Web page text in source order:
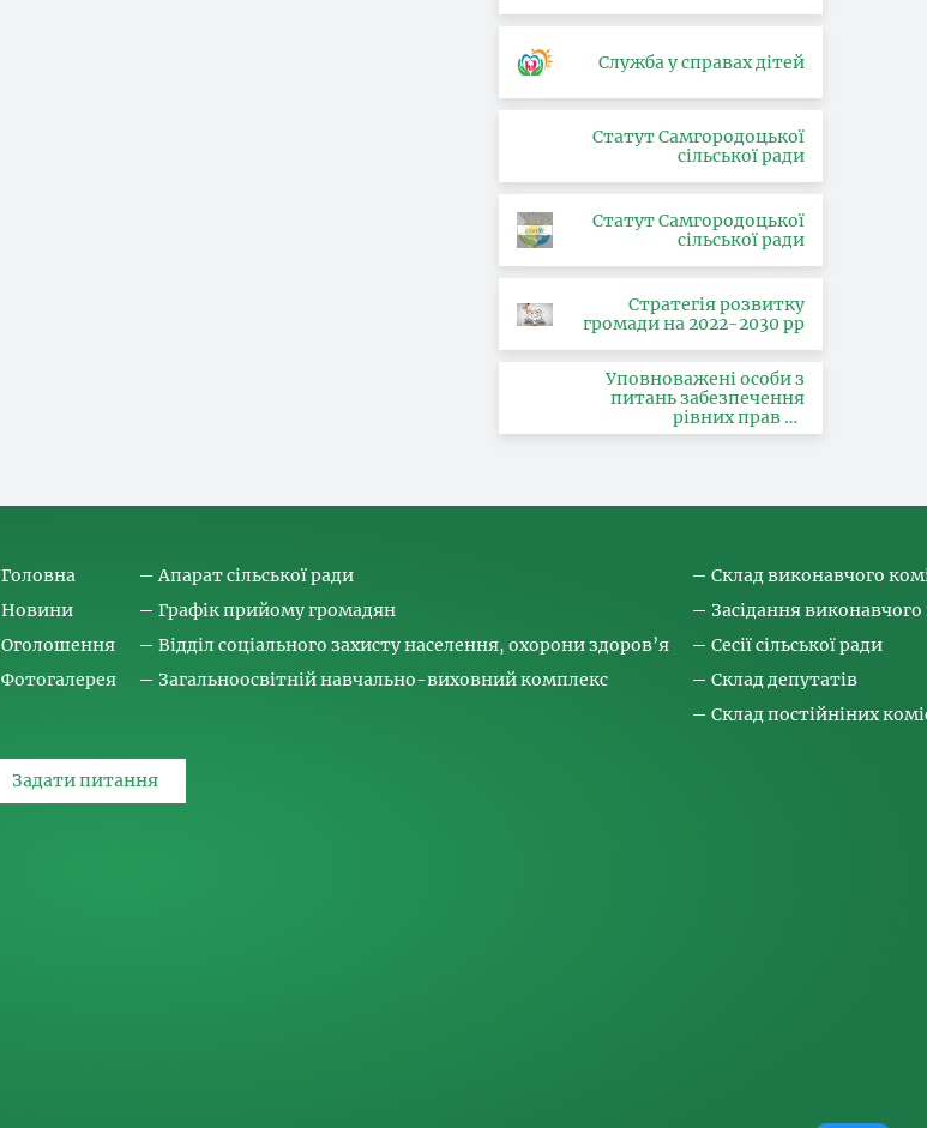
Служба у справах дітей
Статут Самгородоцької
сільської ради
Статут Самгородоцької
сільської ради
Стратегія розвитку
громади на 2022-2030 рр
Уповноважені особи з
питань забезпечення
рівних прав та
можливостей жінок і
здійснення заходів,
людьми та координатора
Головна
Новини
Оголошення
Фотогалерея
Апарат сільської ради
Графік прийому громадян
Відділ соціального захисту населення, охорони здоров’я
Загальноосвітній навчально-виховний комплекс
Склад виконавчого
Засідання
Сесії сільської ради
Склад депутатів
Склад постійніних
Задати питання